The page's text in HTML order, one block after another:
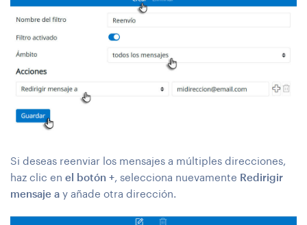
Si deseas reenviar los mensajes a múltiples direcciones,
haz clic en el botón +, selecciona nuevamente Redirigir
mensaje a y añade otra dirección.